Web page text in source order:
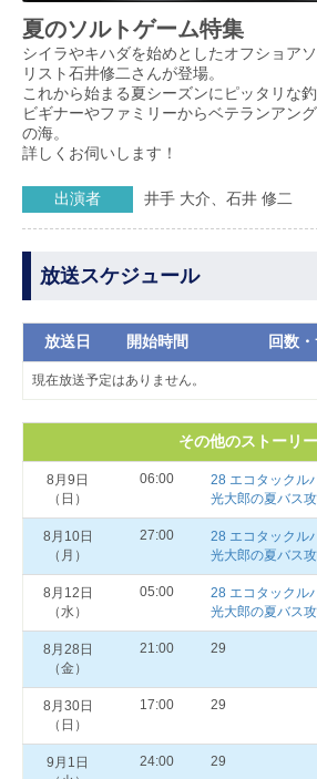
夏のソルトゲーム特集
シイラやキハダを始めとしたオフショア
リスト石井修二さんが登場。
これから始まる夏シーズンにピッタリな釣
ビギナーやファミリーからベテランアン
の海。
詳しくお伺いします！
出演者 井手 大介、石井 修二
放送スケジュール
放送日 開始時間 回数
現在放送予定はありません。
その他のストーリー
8月9日
（日）
06:00
28 エコタックル
光大郎の夏バス
8月10日
（月）
27:00
28 エコタックル
光大郎の夏バス
8月12日
（水）
05:00
28 エコタックル
光大郎の夏バス
8月28日
（金）
21:00 29
8月30日
（日）
17:00 29
9月1日
24:00 29